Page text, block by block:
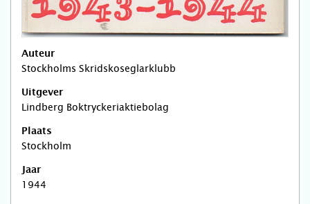
Auteur
Stockholms Skridskoseglarklubb
Uitgever
Lindberg Boktryckeriaktiebolag
Plaats
Stockholm
Jaar
1944